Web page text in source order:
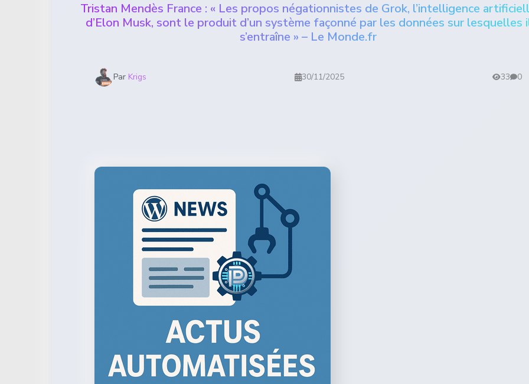
Tristan Mendès France : « Les propos négationnistes de Grok, l’intelligence
d’Elon Musk, sont le produit d’un système façonné par les données sur lesquelles
s’entraîne » – Le Monde.fr
Par Krigs 30/11/2025 33 0